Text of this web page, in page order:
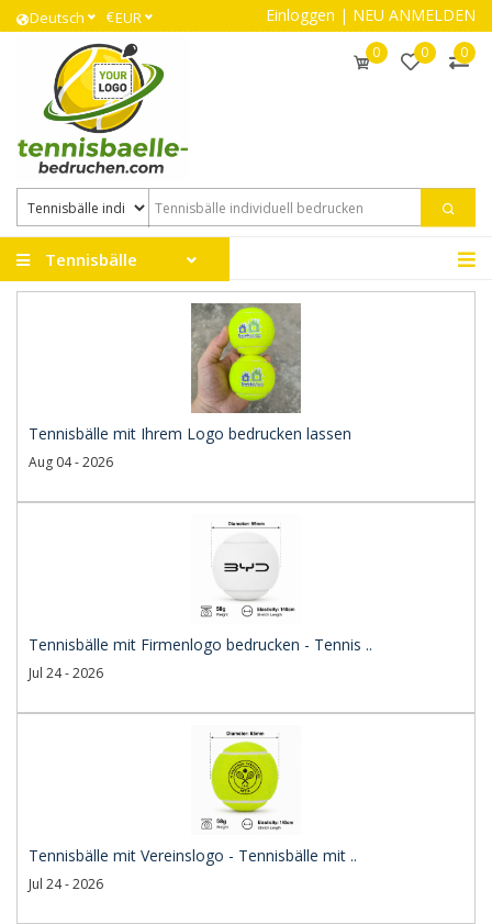
Deutsch €EUR Einloggen | NEU ANMELDEN
0 0 0
Tennisbälle
Tennisbälle mit Ihrem Logo bedrucken lassen
Aug 04 - 2026
Tennisbälle mit Firmenlogo bedrucken - Tennis ..
Jul 24 - 2026
Tennisbälle mit Vereinslogo - Tennisbälle mit ..
Jul 24 - 2026